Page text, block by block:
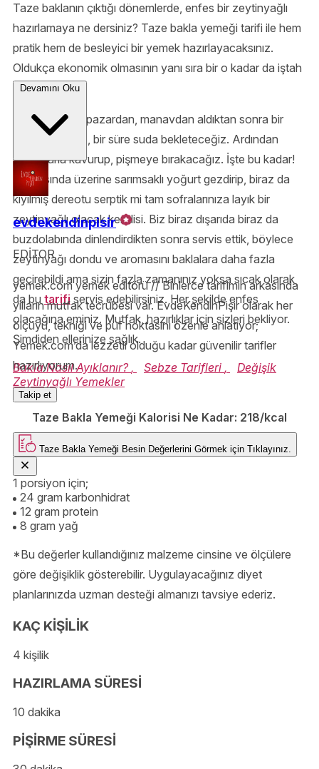
Taze baklanın çıktığı dönemlerde, enfes bir zeytinyağlı
hazırlamaya ne dersiniz? Taze bakla yemeği tarifi ile hem
pratik hem de besleyici bir yemek hazırlayacaksınız.
Oldukça ekonomik olmasının yanı sıra bir o kadar da iştah
açıcı kendisi.
Taze baklaları pazardan, manavdan aldıktan sonra bir
güzel ayıklayıp, bir süre suda bekleteceğiz. Ardından
soğanlarla kavurup, pişmeye bırakacağız. İşte bu kadar!
Sonrasında üzerine sarımsaklı yoğurt gezdirip, biraz da
kıyılmış dereotu serptik mi tam sofralarınıza layık bir
zeytinyağlı olacak kendisi. Biz biraz dışarıda biraz da
buzdolabında dinlendirdikten sonra servis ettik, böylece
zeytinyağı dondu ve aromasını baklalara daha fazla
geçirebildi ama sizin fazla zamanınız yoksa sıcak olarak
da bu tarifi servis edebilirsiniz. Her şekilde enfes
olacağına eminiz. Mutfak, hazırlıklar için sizleri bekliyor.
Şimdiden ellerinize sağlık.
Bakla Nasıl Ayıklanır?, Sebze Tarifleri ,
Değişik
Zeytinyağlı Yemekler
Devamını Oku
evdekendinpisir
EDİTOR
yemek.com yemek editörü // Binlerce tarifimin arkasında
yılların mutfak tecrübesi var. EvdeKendinPişir olarak her
ölçüyü, tekniği ve püf noktasını özenle anlatıyor;
Yemek.com’da lezzetli olduğu kadar güvenilir tarifler
hazırlıyorum.
Takip et
Taze Bakla Yemeği Kalorisi Ne Kadar: 218/kcal
Taze Bakla Yemeği Besin Değerlerini Görmek için Tıklayınız.
1 porsiyon için;
24 gram karbonhidrat
12 gram protein
8 gram yağ
*Bu değerler kullandığınız malzeme cinsine ve ölçülere
göre değişiklik gösterebilir. Uygulayacağınız diyet
planlarınızda uzman desteği almanızı tavsiye ederiz.
KAÇ KİŞİLİK
4 kişilik
HAZIRLAMA SÜRESİ
10 dakika
PİŞİRME SÜRESİ